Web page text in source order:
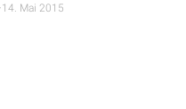
14. Mai 2015